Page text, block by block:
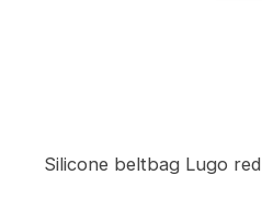
Silicone beltbag Lugo red